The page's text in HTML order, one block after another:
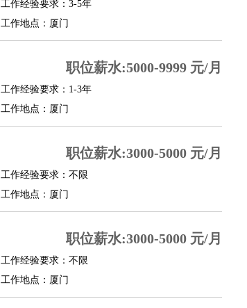
工作经验要求：3-5年
工作地点：厦门
职位薪水:5000-9999 元/月
工作经验要求：1-3年
工作地点：厦门
职位薪水:3000-5000 元/月
工作经验要求：不限
工作地点：厦门
职位薪水:3000-5000 元/月
工作经验要求：不限
工作地点：厦门